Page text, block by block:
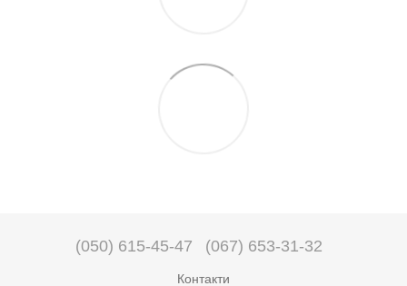
(050) 615-45-47 (067) 653-31-32
Контакти